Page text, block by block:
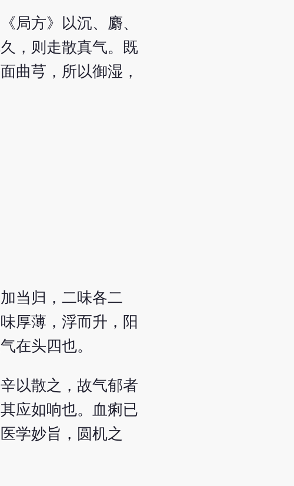
局方》以沉、麝、
，则走散真气。既
曲芎，所以御湿，
当归，二味各二
厚薄，浮而升，阳
在头四也。
以散之，故气郁者
应如响也。血痢已
学妙旨，圆机之